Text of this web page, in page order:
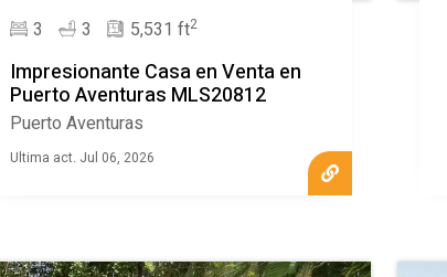
3 3 5,531 ft2
Impresionante Casa en Venta en
Puerto Aventuras MLS20812
Puerto Aventuras
Ultima act. Jul 06, 2026